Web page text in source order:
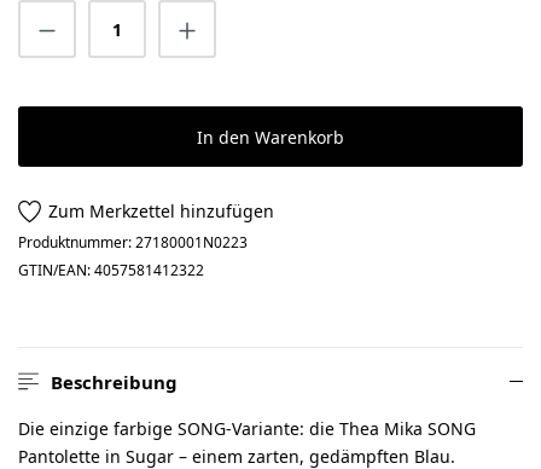
Produkt Anzahl: Gib den gewünschten
In den Warenkorb
Zum Merkzettel hinzufügen
Produktnummer:27180001N0223
GTIN/EAN:4057581412322
Beschreibung
Die einzige farbige SONG-Variante: die Thea Mika SONG
Pantolette in Sugar – einem zarten, gedämpften Blau.